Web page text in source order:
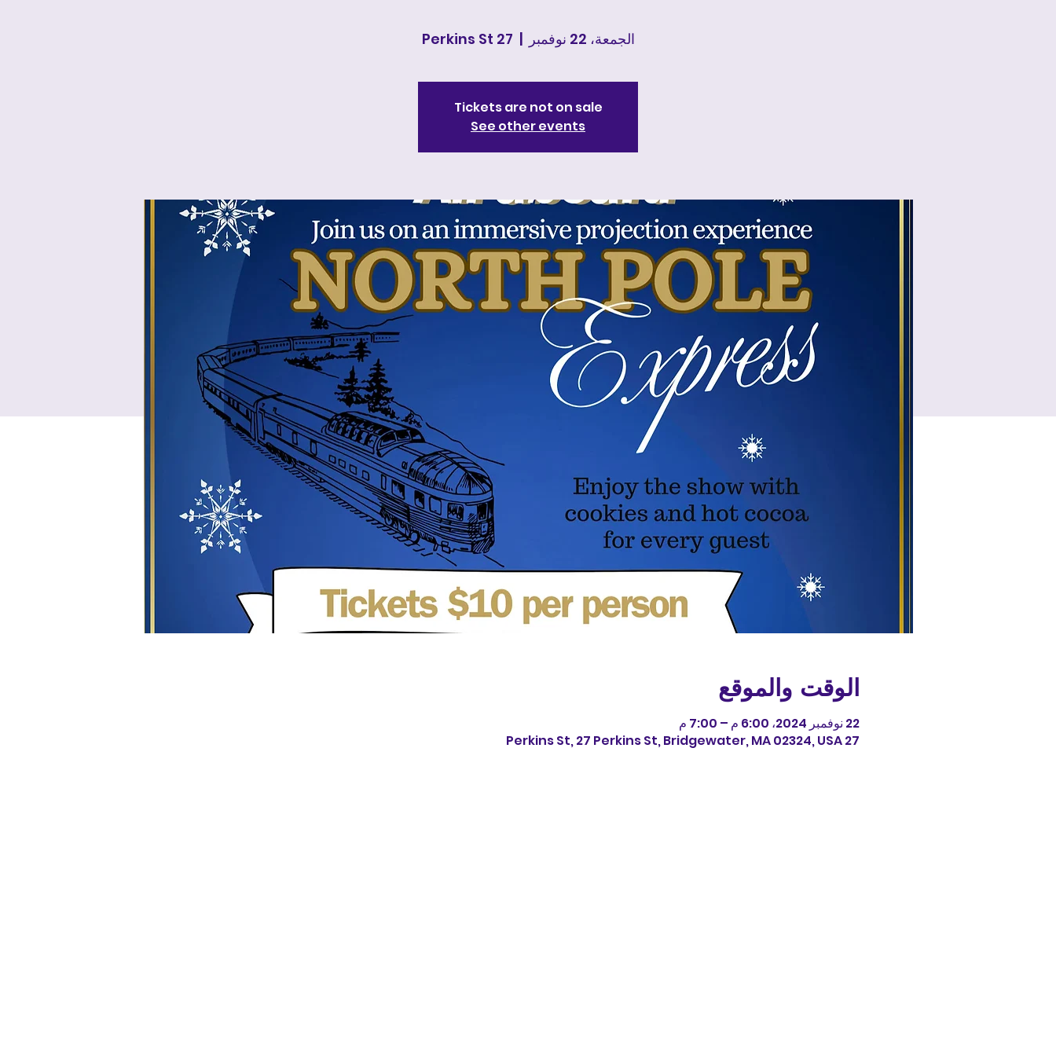
الجمعة، 22 نوفمبر
  |
27 Perkins St
Tickets are not on sale
See other events
الوقت والموقع
22 نوفمبر 2024، 6:00 م – 7:00 م
27 Perkins St, 27 Perkins St, Bridgewater, MA 02324, USA